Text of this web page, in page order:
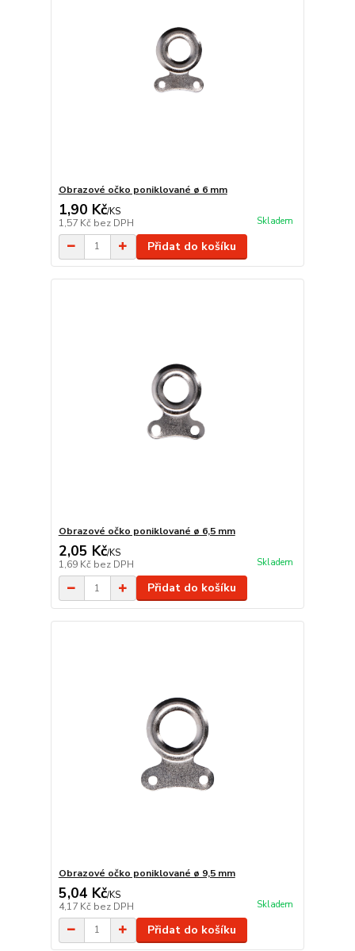
Obrazové očko poniklované ø 6 mm
1,90 Kč/KS
1,57 Kč bez DPH Skladem
Přidat do košíku
Obrazové očko poniklované ø 6,5 mm
2,05 Kč/KS
1,69 Kč bez DPH Skladem
Přidat do košíku
Obrazové očko poniklované ø 9,5 mm
5,04 Kč/KS
4,17 Kč bez DPH Skladem
Přidat do košíku